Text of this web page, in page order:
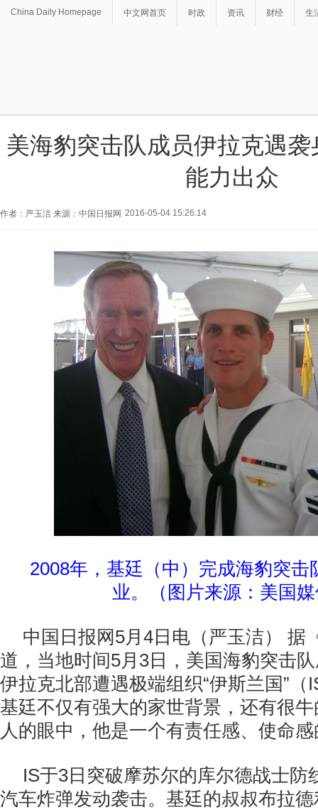
China Daily Homepage 中文网首页 时政 资讯 财经 生
美海豹突击队成员伊拉克遇
能力出众
作者：严玉洁 来源：中国日报网 2016-05-04 15:26:14
2008年，基廷（中）完成海豹突击
业。（图片来源：美国
中国日报网5月4日电（严玉洁） 据
道，当地时间5月3日，美国海豹突击
伊拉克北部遭遇极端组织“伊斯兰国”（
基廷不仅有强大的家世背景，还有很
人的眼中，他是一个有责任感、使命
IS于3日突破摩苏尔的库尔德战士防
汽车炸弹发动袭击。基廷的叔叔布拉德